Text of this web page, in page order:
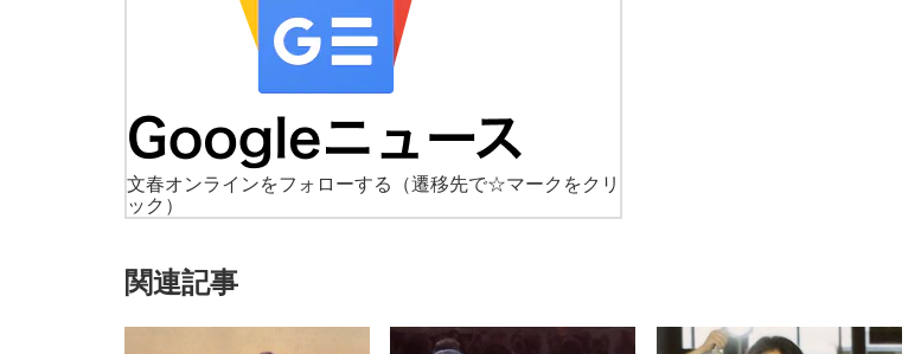
文春オンラインをフォローする
（遷移先で☆マークをクリ
ック）
関連記事